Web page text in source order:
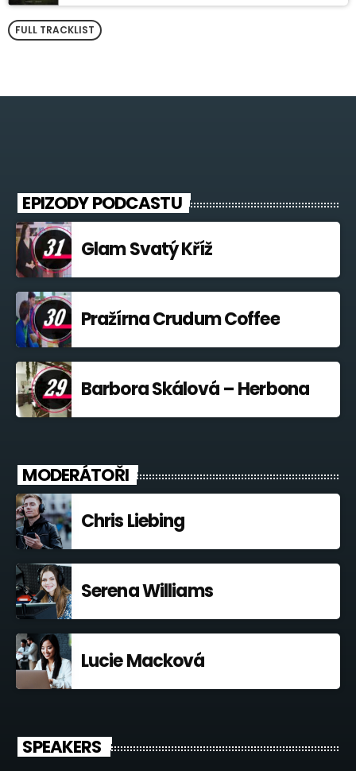
FULL TRACKLIST
EPIZODY PODCASTU
Glam Svatý Kříž
Pražírna Crudum Coffee
Barbora Skálová – Herbona
MODERÁTOŘI
Chris Liebing
Serena Williams
Lucie Macková
SPEAKERS